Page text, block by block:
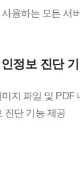
용하는 모든 서
정보 진단
지 파일 및 PDF
진단 기능 제공